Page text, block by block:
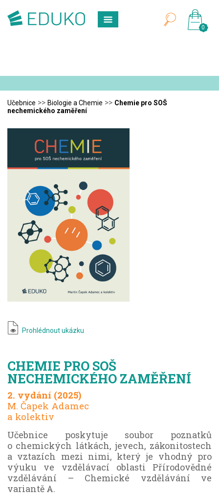
0
Učebnice >> Biologie a Chemie >> Chemie pro SOŠ
nechemického zaměření
Prohlédnout ukázku
CHEMIE PRO SOŠ
NECHEMICKÉHO ZAMĚŘENÍ
2. vydání (2025)
M. Čapek Adamec
a kolektiv
Učebnice poskytuje soubor poznatků
o chemických látkách, jevech, zákonitostech
a vztazích mezi nimi, který je vhodný pro
výuku ve vzdělávací oblasti Přírodovědné
vzdělávání – Chemické vzdělávání ve
variantě A.